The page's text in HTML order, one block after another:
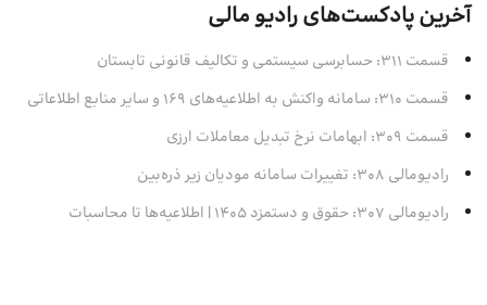
آخرین پادکست‌های رادیو مالی
قسمت 311: حسابرسی سیستمی و تکالیف قانونی تابستان
قسمت 310: سامانه واکنش به اطلاعیه‌های 169 و سایر منابع اطلاعاتی
قسمت 309: ابهامات نرخ تبدیل معاملات ارزی
رادیومالی 308: تغییرات سامانه مودیان زیر ذره‌بین
رادیومالی 307: حقوق و دستمزد 1405 | اطلاعیه‌ها تا محاسبات